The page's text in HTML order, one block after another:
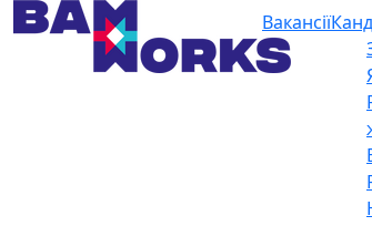
Вакансії